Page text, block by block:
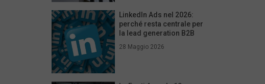
LinkedIn Ads nel 2026:
perché resta centrale per
la lead generation B2B
28 Maggio 2026